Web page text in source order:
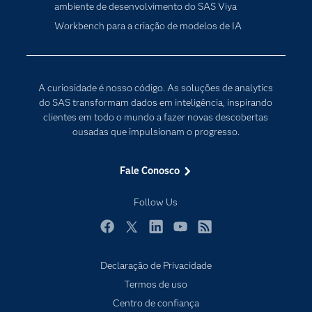
ambiente de desenvolvimento do SAS Viya
Workbench para a criação de modelos de IA
A curiosidade é nosso código. As soluções de analytics
do SAS transformam dados em inteligência, inspirando
clientes em todo o mundo a fazer novas descobertas
ousadas que impulsionam o progresso.
Fale Conosco
Follow Us
Comunidades
Desenvolvedores
Documentação
Empresa
Estudante
Experimentar / Comprar
Produtos
Sala de Notícias
SAS Viya
Inteligência artificial
Internet das Coisas
Transformação digital
Declaração de Privacidade
Termos de uso
Centro de confiança